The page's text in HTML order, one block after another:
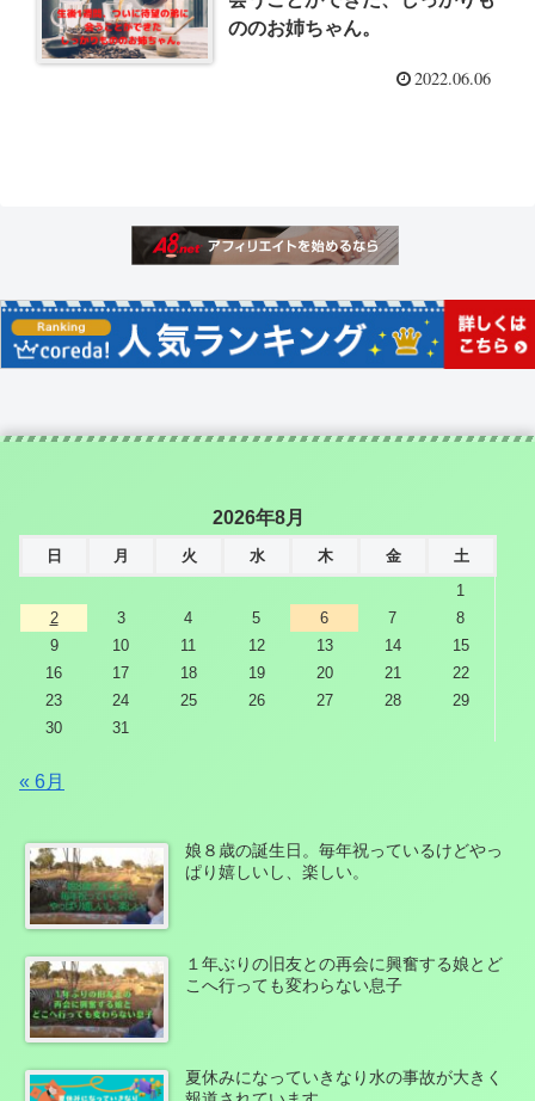
ののお姉ちゃん。
2022.06.06
2026年8月
日 月 火 水 木 金
土
1
2
3 4 5 6 7
8
9
10 11 12 13 14
15
16
17 18 19 20 21
22
23
24 25 26 27 28
29
30
31
« 6月
娘８歳の誕生日。毎年祝っているけどやっ
ぱり嬉しいし、楽しい。
１年ぶりの旧友との再会に興奮する娘とど
こへ行っても変わらない息子
夏休みになっていきなり水の事故が大きく